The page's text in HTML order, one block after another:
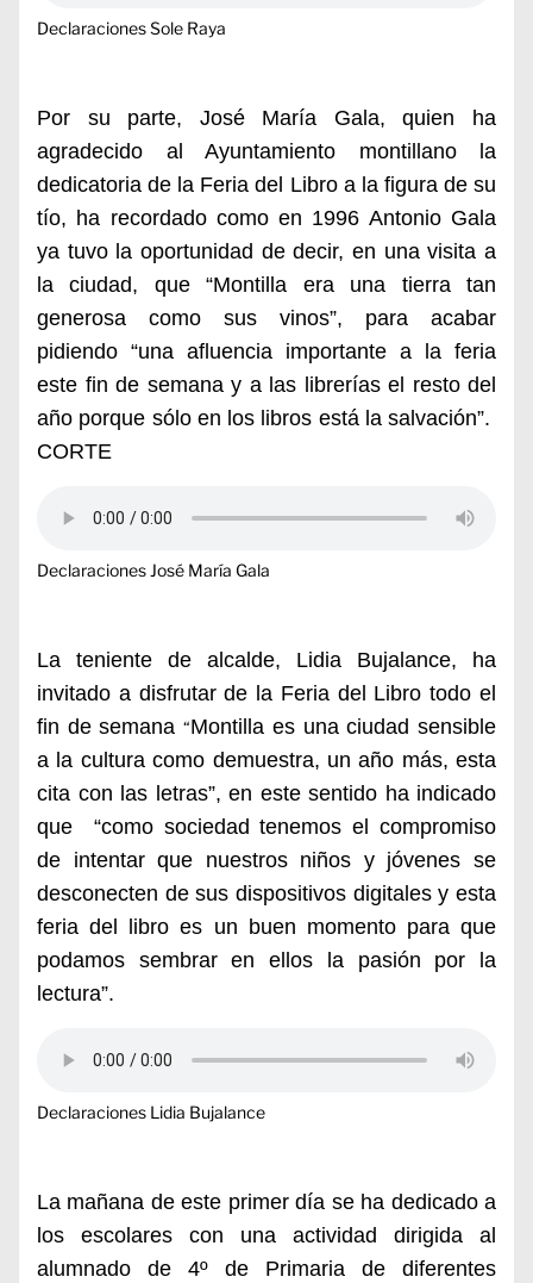
Declaraciones Sole Raya
Por su parte, José María Gala, quien ha
agradecido al Ayuntamiento montillano la
dedicatoria de la Feria del Libro a la figura de su
tío, ha recordado como en 1996 Antonio Gala
ya tuvo la oportunidad de decir, en una visita a
la ciudad, que “Montilla era una tierra tan
generosa como sus vinos”, para acabar
pidiendo “una afluencia importante a la feria
este fin de semana y a las librerías el resto del
año porque sólo en los libros está la salvación”.
CORTE
Declaraciones José María Gala
La teniente de alcalde, Lidia Bujalance, ha
invitado a disfrutar de la Feria del Libro todo el
fin de semana“Montilla es una ciudad sensible
a la cultura como demuestra, un año más, esta
cita con las letras”, en este sentido ha indicado
que “como sociedad tenemos el compromiso
de intentar que nuestros niños y jóvenes se
desconecten de sus dispositivos digitales y esta
feria del libro es un buen momento para que
podamos sembrar en ellos la pasión por la
lectura”.
Declaraciones Lidia Bujalance
La mañana de este primer día se ha dedicado a
los escolares con una actividad dirigida al
alumnado de 4º de Primaria de diferentes